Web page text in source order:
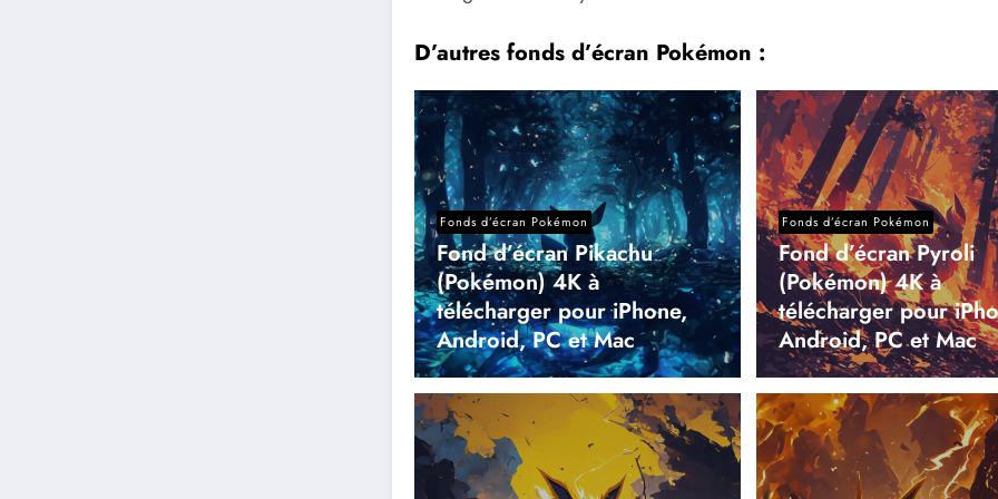
D’autres fonds d’écran Pokémon :
Fonds d’écran Pokémon
Fond d’écran Pikachu
(Pokémon) 4K à
télécharger pour iPhone,
Android, PC et Mac
Fonds d’écran Pokémon
Fond d’écran Pyroli
(Pokémon) 4K à
télécharger pour
Android, PC et Mac